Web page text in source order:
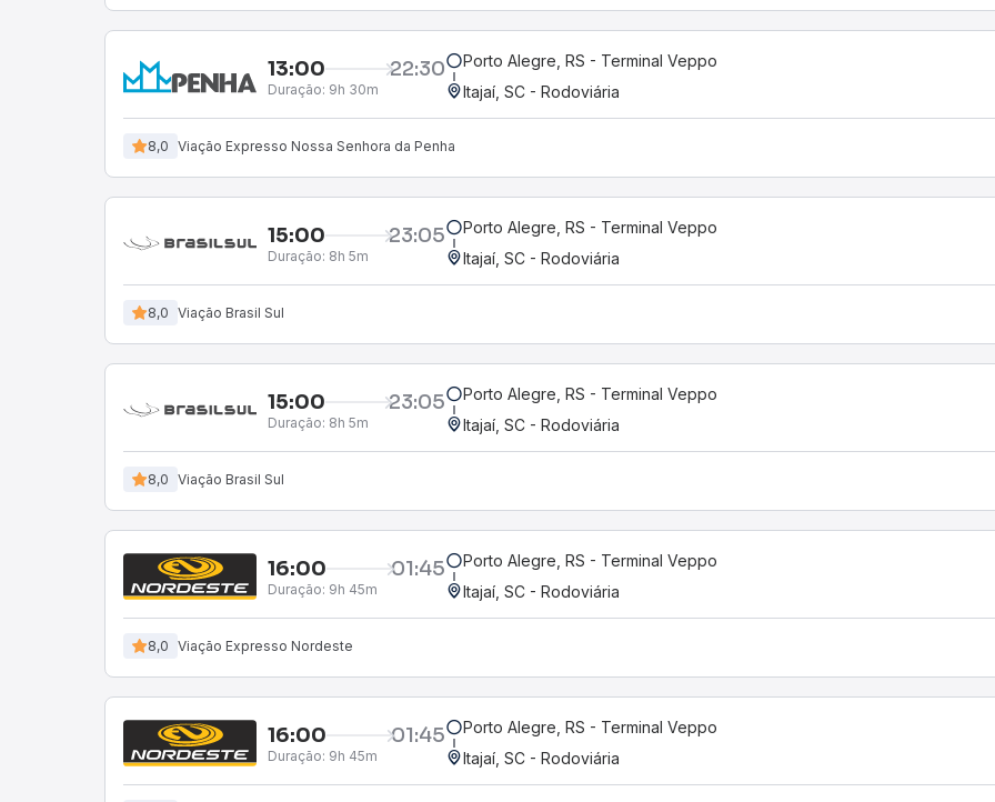
13:00 22:30
Duração: 9h 30m
Porto Alegre, RS - Terminal Veppo
Itajaí, SC - Rodoviária
8,0 Viação Expresso Nossa Senhora da Penha
15:00 23:05
Duração: 8h 5m
Porto Alegre, RS - Terminal Veppo
Itajaí, SC - Rodoviária
8,0 Viação Brasil Sul
15:00 23:05
Duração: 8h 5m
Porto Alegre, RS - Terminal Veppo
Itajaí, SC - Rodoviária
8,0 Viação Brasil Sul
16:00 01:45
Duração: 9h 45m
Porto Alegre, RS - Terminal Veppo
Itajaí, SC - Rodoviária
8,0 Viação Expresso Nordeste
16:00 01:45
Duração: 9h 45m
Porto Alegre, RS - Terminal Veppo
Itajaí, SC - Rodoviária